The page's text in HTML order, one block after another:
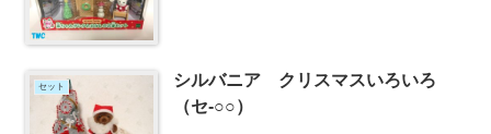
セット
シルバニア クリスマスいろいろ
（セ-○○）